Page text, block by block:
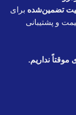
تضمین‌شده برای
و پشتیبانی
نداریم.